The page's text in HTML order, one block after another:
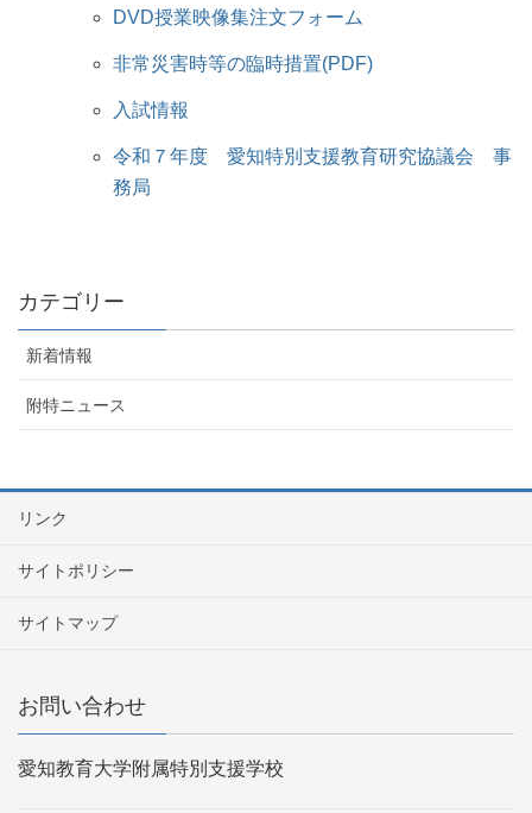
DVD授業映像集注文フォーム
非常災害時等の臨時措置(PDF)
入試情報
令和７年度 愛知特別支援教育研究協議会 事
務局
カテゴリー
新着情報
附特ニュース
リンク
サイトポリシー
サイトマップ
お問い合わせ
愛知教育大学附属特別支援学校